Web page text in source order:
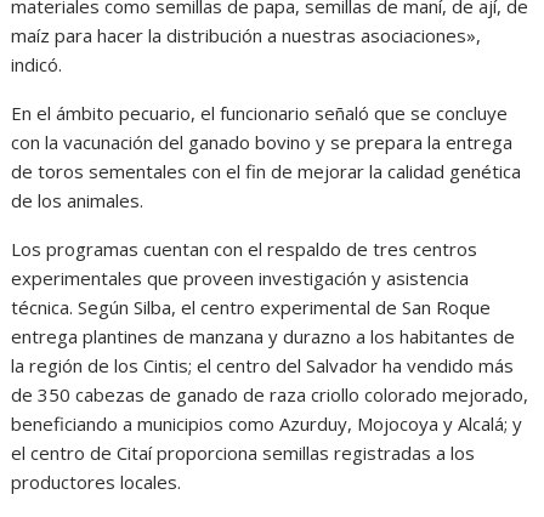
materiales como semillas de papa, semillas de maní, de ají, de
maíz para hacer la distribución a nuestras asociaciones»,
indicó.
En el ámbito pecuario, el funcionario señaló que se concluye
con la vacunación del ganado bovino y se prepara la entrega
de toros sementales con el fin de mejorar la calidad genética
de los animales.
Los programas cuentan con el respaldo de tres centros
experimentales que proveen investigación y asistencia
técnica. Según Silba, el centro experimental de San Roque
entrega plantines de manzana y durazno a los habitantes de
la región de los Cintis; el centro del Salvador ha vendido más
de 350 cabezas de ganado de raza criollo colorado mejorado,
beneficiando a municipios como Azurduy, Mojocoya y Alcalá; y
el centro de Citaí proporciona semillas registradas a los
productores locales.